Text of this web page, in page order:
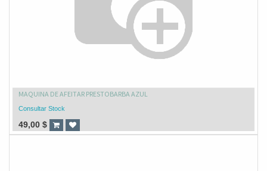
MAQUINA DE AFEITAR PRESTOBARBA AZUL
Consultar Stock
49,00 $